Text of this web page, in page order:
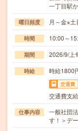
一丁目駅
曜日頻度 月～金※土
時間 10:00～
期間 2026/9/上
時給 時給1800
交通費
交通費支給
仕事内容
一般社団
す！＞デ